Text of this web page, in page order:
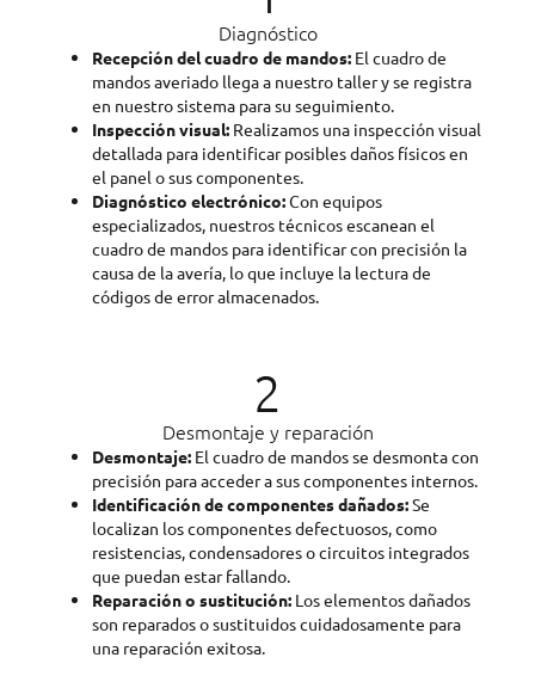
Diagnóstico
Recepción del cuadro de mandos: El cuadro de
mandos averiado llega a nuestro taller y se registra
en nuestro sistema para su seguimiento.
Inspección visual: Realizamos una inspección visual
detallada para identificar posibles daños físicos en
el panel o sus componentes.
Diagnóstico electrónico:Con equipos
especializados, nuestros técnicos escanean el
cuadro de mandos para identificar con precisión la
causa de la avería, lo que incluye la lectura de
códigos de error almacenados.
2
Desmontaje y reparación
Desmontaje: El cuadro de mandos se desmonta con
precisión para acceder a sus componentes internos.
Identificación de componentes dañados:Se
localizan los componentes defectuosos, como
resistencias, condensadores o circuitos integrados
que puedan estar fallando.
Reparación o sustitución: Los elementos dañados
son reparados o sustituidos cuidadosamente para
una reparación exitosa.